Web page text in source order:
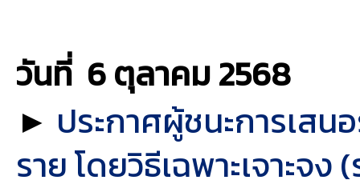
วันที่ 6 ตุลาคม2568
► ประกาศผู้ชนะการเสน
ราย โดยวิธีเฉพาะเจาะจ